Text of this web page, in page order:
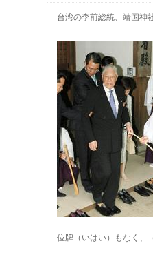
台湾の李前総統、靖国
位牌（いはい）もなく、